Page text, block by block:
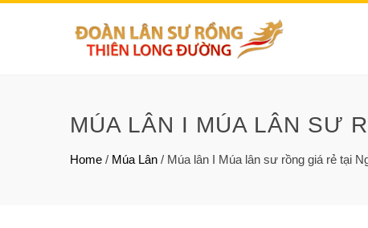
MÚA LÂN I MÚA LÂN SƯ
Home / Múa Lân / Múa lân I Múa lân sư rồng giá rẻ tại